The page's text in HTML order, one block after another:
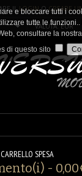
ILLOGINOCREARE
VALUTA: EUR
CARRELLO SPESA
-
e bloccare tutti i
tutte le
consultare la nostra
di questo sito